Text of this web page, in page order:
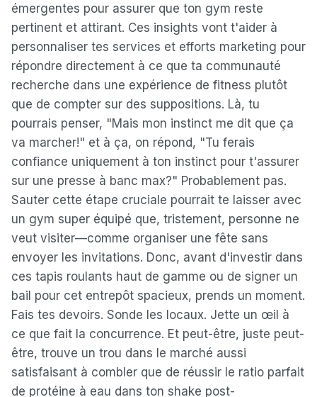
émergentes pour assurer que ton gym reste
pertinent et attirant. Ces insights vont t'aider à
personnaliser tes services et efforts marketing pour
répondre directement à ce que ta communauté
recherche dans une expérience de fitness plutôt
que de compter sur des suppositions. Là, tu
pourrais penser, "Mais mon instinct me dit que ça
va marcher!" et à ça, on répond, "Tu ferais
confiance uniquement à ton instinct pour t'assurer
sur une presse à banc max?" Probablement pas.
Sauter cette étape cruciale pourrait te laisser avec
un gym super équipé que, tristement, personne ne
veut visiter—comme organiser une fête sans
envoyer les invitations. Donc, avant d'investir dans
ces tapis roulants haut de gamme ou de signer un
bail pour cet entrepôt spacieux, prends un moment.
Fais tes devoirs. Sonde les locaux. Jette un œil à
ce que fait la concurrence. Et peut-être, juste peut-
être, trouve un trou dans le marché aussi
satisfaisant à combler que de réussir le ratio parfait
de protéine à eau dans ton shake post-